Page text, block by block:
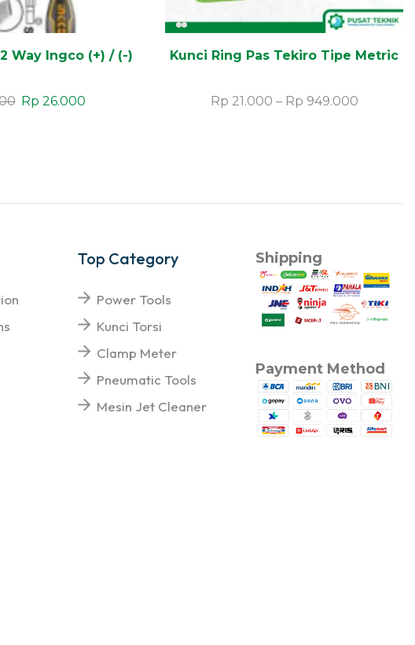
Way Ingco (+) / (-)
Rp 26.000
Kunci Ring Pas Tekiro Tipe Metric
Rp 21.000 – Rp 949.000
Top Category
Power Tools
Kunci Torsi
Clamp Meter
Pneumatic Tools
Mesin Jet Cleaner
Shipping
Payment Method